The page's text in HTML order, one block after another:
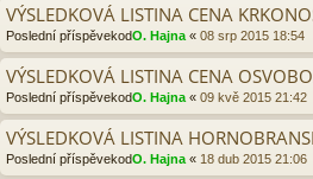
VÝSLEDKOVÁ LISTINA CENA
Poslední příspěvekodO. Hajna « 08 srp 2015 18:54
VÝSLEDKOVÁ LISTINA CENA
Poslední příspěvekodO. Hajna « 09 kvě 2015 21:42
VÝSLEDKOVÁ LISTINA
Poslední příspěvekodO. Hajna « 18 dub 2015 21:06